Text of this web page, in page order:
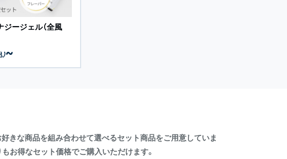
ージェル（全風
~
きな商品を組み合わせて選べるセット商品をご用意していま
お得なセット価格でご購入いただけます。